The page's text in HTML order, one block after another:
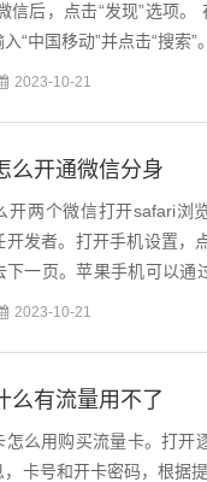
信后，点击“发现”选项
“中国移动”并点击“搜索
10元(...
2023-10-21
么开通微信分身
开两个微信打开safari浏
发者。打开手机设置，
下一页。苹果手机可以通
”功能：打开微信，在主界
2023-10-21
么有流量用不了
怎么用购买流量卡。打开
，卡号和开卡密码，根据